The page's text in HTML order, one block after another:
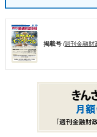
掲載号 /週刊金融財